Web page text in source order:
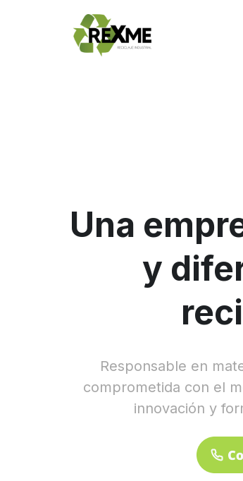
Una
y
Responsable en
comprometida con el
innovación y